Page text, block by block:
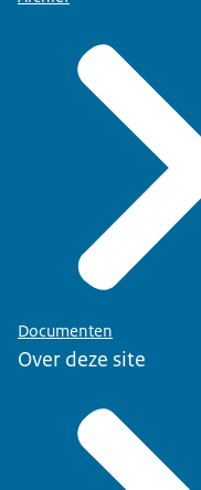
Documenten
Over deze site